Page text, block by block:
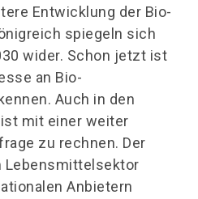
Entwicklung der Bio-
spiegeln sich
wider. Schon jetzt ist
an Bio-
Auch in den
mit einer weiter
zu rechnen. Der
Lebensmittelsektor
Anbietern